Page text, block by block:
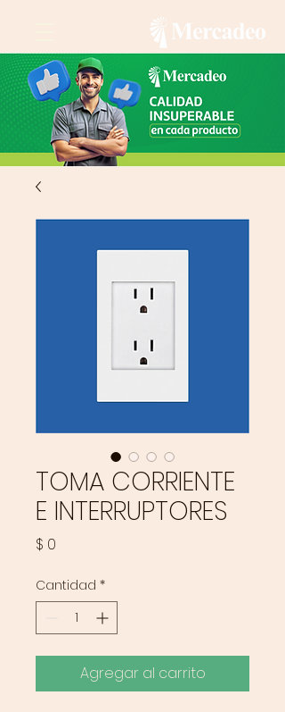
TOMA CORRIENTE
E INTERRUPTORES
$ 0
Cantidad *
Agregar al carrito